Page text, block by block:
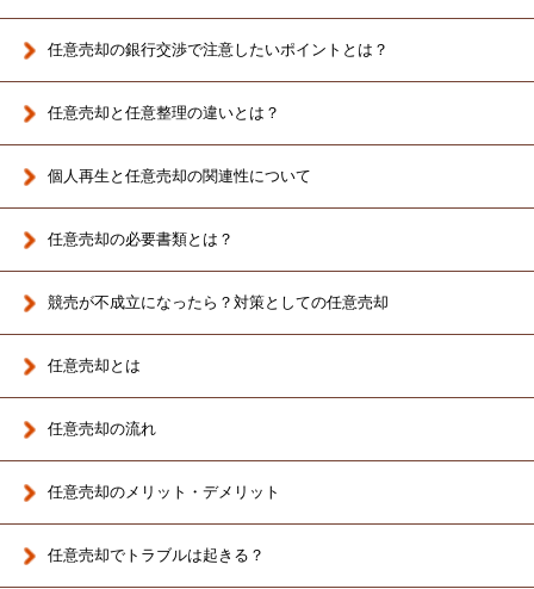
任意売却の銀行交渉で注意したいポイントとは？
任意売却と任意整理の違いとは？
個人再生と任意売却の関連性について
任意売却の必要書類とは？
競売が不成立になったら？対策としての任意売却
任意売却とは
任意売却の流れ
任意売却のメリット・デメリット
任意売却でトラブルは起きる？